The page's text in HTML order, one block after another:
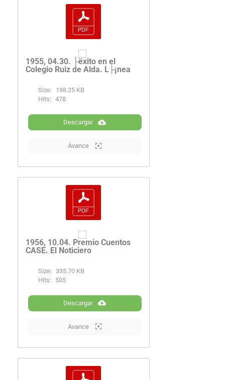
1955, 04.30. ├ëxito en el
Colegio Ruiz de Alda. L├¡nea
Size:
198.25 KB
Hits: 478
Descargar
Avance
1956, 10.04. Premio Cuentos
CASE. El Noticiero
Size: 335.70 KB
Hits:
505
Descargar
Avance